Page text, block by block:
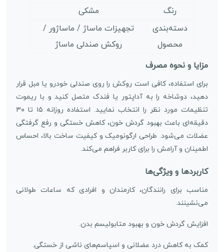
رنگ
مشکی
دسته‌بندی
محصول
تجهیزات ماساژ / ماساژور /
روکش صندلی ماساژ
مزایا و نحوه مصرف
برای استفاده، کافی است روکش را روی صندلی خودرو یا مبل قرار
دهید، دوشاخه را به آداپتور یا فندک متصل کنید و با ریموت
تنظیمات مورد نظر را انتخاب نمایید. استفاده روزانه ۱۵ تا ۳۰
دقیقه‌ای باعث بهبود گردش خون، کاهش خستگی و رفع گرفتگی
عضلات می‌شود. طراحی ارگونومیک و کیفیت ساخت بالا، احساس
اطمینان و آرامش را برای کاربر فراهم می‌کند.
کاربردها و ویژگی‌ها
مناسب برای رانندگان، کارمندان و افرادی که ساعات طولانی
می‌نشینند.
افزایش گردش خون و بهبود متابولیسم بدن.
کمک به کاهش درد عضلانی و اسپاسم‌های ناشی از خستگی.